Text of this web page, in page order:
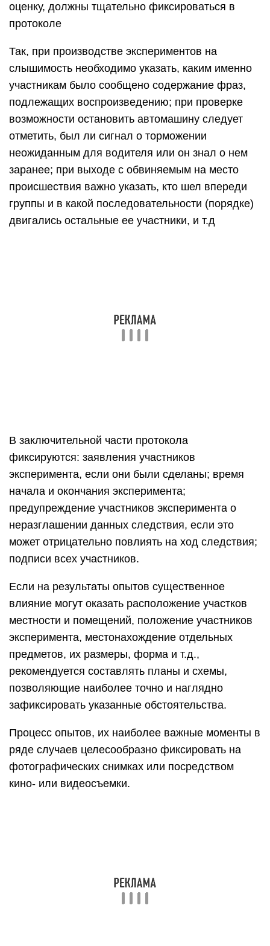
оценку, должны тщательно фиксироваться в
протоколе
Так, при производстве экспериментов на
слышимость необходимо указать, каким именно
участникам было сообщено содержание фраз,
подлежащих воспроизведению; при проверке
возможности остановить автомашину следует
отметить, был ли сигнал о торможении
неожиданным для водителя или он знал о нем
заранее; при выходе с обвиняемым на место
происшествия важно указать, кто шел впереди
группы и в какой последовательности (порядке)
двигались остальные ее участники, и т.д
В заключительной части протокола
фиксируются: заявления участников
эксперимента, если они были сделаны; время
начала и окончания эксперимента;
предупреждение участников эксперимента о
неразглашении данных следствия, если это
может отрицательно повлиять на ход следствия;
подписи всех участников.
Если на результаты опытов существенное
влияние могут оказать расположение участков
местности и помещений, положение участников
эксперимента, местонахождение отдельных
предметов, их размеры, форма и т.д.,
рекомендуется составлять планы и схемы,
позволяющие наиболее точно и наглядно
зафиксировать указанные обстоятельства.
Процесс опытов, их наиболее важные моменты в
ряде случаев целесообразно фиксировать на
фотографических снимках или посредством
кино- или видеосъемки.